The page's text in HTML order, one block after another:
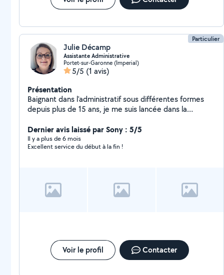
zero,six, trois deux,neuf huit, huit trois, deux, sept! Pas
Particulier
Julie Décamp
Assistante Administrative
Portet-sur-Garonne (Imperial)
5/5 (1 avis)
Présentation
Baignant dans l'administratif sous différentes formes
depuis plus de 15 ans, je me suis lancée dans la
compétences ainsi qu'à ma maîtrise des outils
bureautiques que j'apporte un soutien précieux dans
les tâches quotidiennes d'une entreprise ainsi qu'aux
confidentialité font de moi un atout essentiel et
polyvalent. N'hésitez pas à me contacter pour toute
Dernier avis laissé par Sony : 5/5
Il y a plus de 6 mois
Excellent service du début à la fin !
Voir le profil Contacter